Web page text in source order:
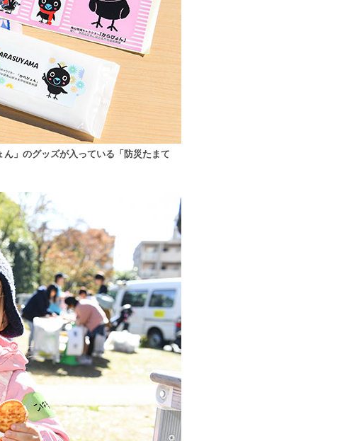
」のグッズが入っている「防災たまて